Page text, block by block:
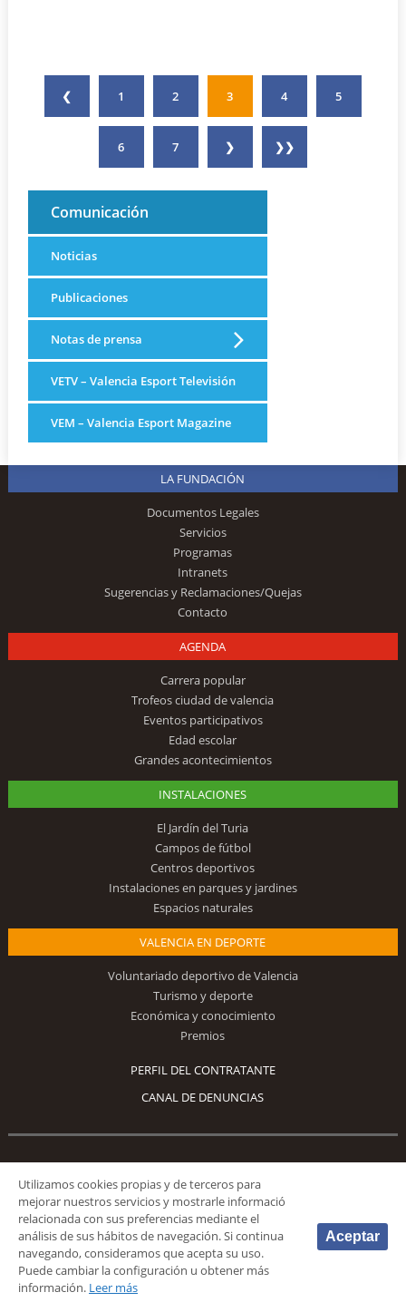
❮ 1 2 3 4 5
6 7 ❯ ❯❯
Comunicación
Noticias
Publicaciones
Notas de prensa
VETV – Valencia Esport Televisión
VEM – Valencia Esport Magazine
LA FUNDACIÓN
Documentos Legales
Servicios
Programas
Intranets
Sugerencias y Reclamaciones/Quejas
Contacto
AGENDA
Carrera popular
Trofeos ciudad de valencia
Eventos participativos
Edad escolar
Grandes acontecimientos
INSTALACIONES
El Jardín del Turia
Campos de fútbol
Centros deportivos
Instalaciones en parques y jardines
Espacios naturales
VALENCIA EN DEPORTE
Voluntariado deportivo de Valencia
Turismo y deporte
Económica y conocimiento
Premios
PERFIL DEL CONTRATANTE
CANAL DE DENUNCIAS
Síguenos
© 2026 Fundación Deportiva Municipal Valencia |AVISO LEGAL
PRIVACIDAD
Utilizamos cookies propias y de terceros para
mejorar nuestros servicios y mostrarle informació
relacionada con sus preferencias mediante el
análisis de sus hábitos de navegación. Si continua
navegando, consideramos que acepta su uso.
Puede cambiar la configuración u obtener más
información. Leer más
Aceptar